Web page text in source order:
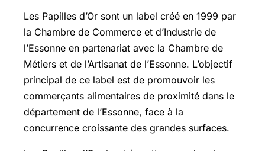
Les Papilles d’Or sont un label créé en 1999 par
la Chambre de Commerce et d’Industrie de
l’Essonne en partenariat avec la Chambre de
Métiers et de l’Artisanat de l’Essonne. L’objectif
principal de ce label est de promouvoir les
commerçants alimentaires de proximité dans le
département de l’Essonne, face à la
concurrence croissante des grandes surfaces.